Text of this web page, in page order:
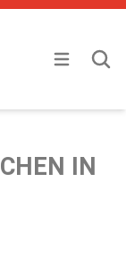
Mobile Menu
IN